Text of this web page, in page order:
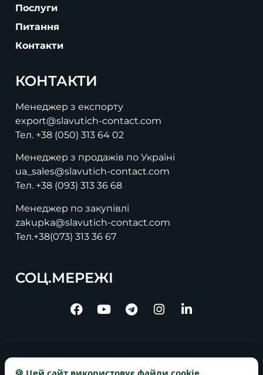
Послуги
Питання
Контакти
КОНТАКТИ
Менеджер з експорту
export@slavutich-contact.com
Тел. +38 (050) 313 64 02
Менеджер з продажів по Україні
ua_sales@slavutich-contact.com
Тел. +38 (093) 313 36 68
Менеджер по закупівлі
zakupka@slavutich-contact.com
Тел.+38(073) 313 36 67
СОЦ.МЕРЕЖІ
🍪 Цей сайт використовує файли cookie